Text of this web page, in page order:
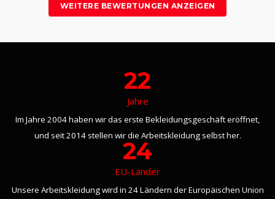
WEITERE BEWERTUNGEN ANZEIGEN
22
Jahre
Im Jahre 2004 haben wir das erste Bekleidungsgeschäft eröffnet,
und seit 2014 stellen wir die Arbeitskleidung selbst her.
24
EU-Länder
Unsere Arbeitskleidung wird in 24 Ländern der Europäischen Union